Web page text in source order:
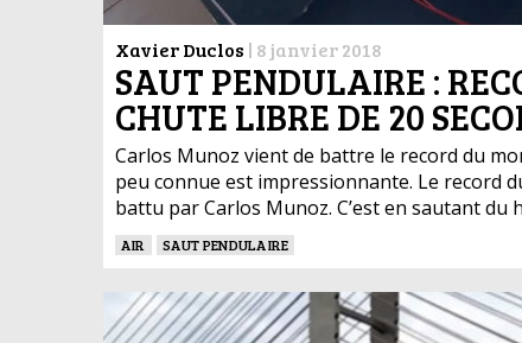
Xavier Duclos | 8 janvier 2018
SAUT PENDULAIRE :
CHUTE LIBRE DE 20
Carlos Munoz vient de battre le record du
peu connue est impressionnante. Le record
battu par Carlos Munoz. C’est en sautant du
AIR SAUT PENDULAIRE